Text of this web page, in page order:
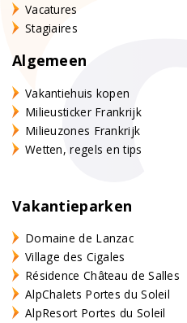
Vacatures
Stagiaires
Algemeen
Vakantiehuis kopen
Milieusticker Frankrijk
Milieuzones Frankrijk
Wetten, regels en tips
Vakantieparken
Domaine de Lanzac
Village des Cigales
Résidence Château de Salles
AlpChalets Portes du Soleil
AlpResort Portes du Soleil